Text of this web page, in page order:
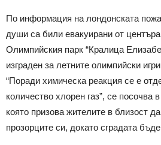
По информация на лондонската
души са били евакуирани от
Олимпийския парк “Кралица
изграден за летните олимпийски
“Поради химическа реакция се е
количество хлорен газ”, се посочва
която призова жителите в близост
прозорците си, докато сградата